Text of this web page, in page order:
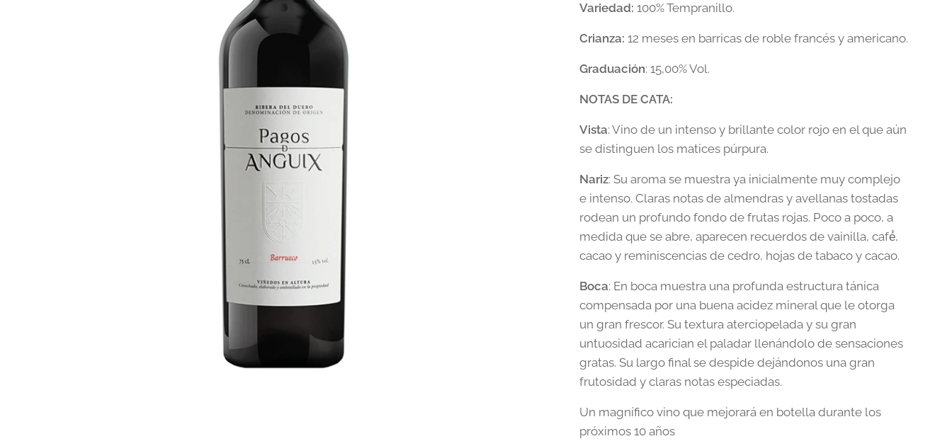
Variedad:100% Tempranillo.
Crianza: 12 meses en barricas de roble francés y americano.
Graduación: 15,00% Vol.
NOTAS DE CATA:
Vista: Vino de un intenso y brillante color rojo en el que aún
se distinguen los matices púrpura.
Nariz: Su aroma se muestra ya inicialmente muy complejo
e intenso. Claras notas de almendras y avellanas tostadas
rodean un profundo fondo de frutas rojas. Poco a poco, a
medida que se abre, aparecen recuerdos de vainilla, café́,
cacao y reminiscencias de cedro, hojas de tabaco y cacao.
Boca: En boca muestra una profunda estructura tánica
compensada por una buena acidez mineral que le otorga
un gran frescor. Su textura aterciopelada y su gran
untuosidad acarician el paladar llenándolo de sensaciones
gratas. Su largo final se despide dejándonos una gran
frutosidad y claras notas especiadas.
Un magnífico vino que mejorará en botella durante los
próximos 10 años